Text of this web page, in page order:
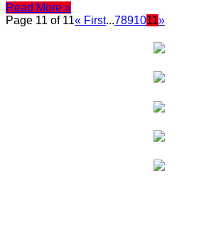
Read More »
Page 11 of 11« First...7891011»